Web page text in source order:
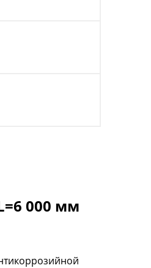
000 мм